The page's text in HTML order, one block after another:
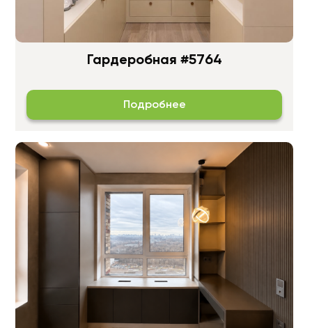
Гардеробная #5764
Подробнее